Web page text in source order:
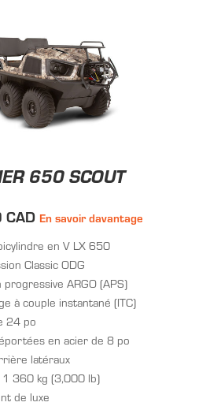
650 SCOUT
En savoir davantage
en V LX 650
Classic ODG
ARGO (APS)
à couple instantané (ITC)
24 po
en acier de 8 po
latéraux
1 360 kg (3,000 lb)
de luxe